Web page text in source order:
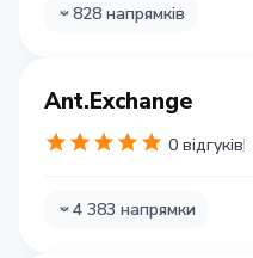
828 напрямків
Ant.Exchange
0 відгуків
4 383 напрямки